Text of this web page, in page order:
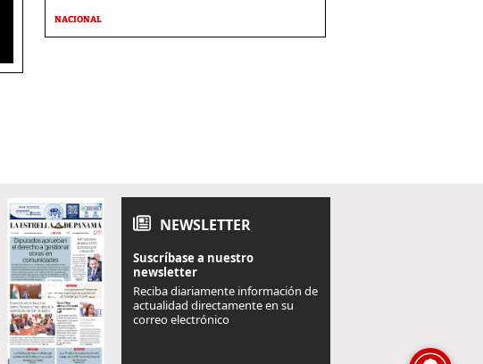
NACIONAL
NEWSLETTER
Suscríbase a nuestro
newsletter
Reciba diariamente información de
actualidad directamente en su
correo electrónico